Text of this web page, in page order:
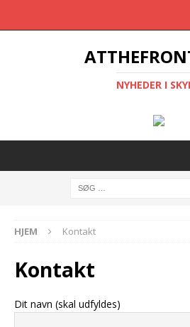
NYHEDER I
HJEM Kontakt
Kontakt
Dit navn (skal udfyldes)